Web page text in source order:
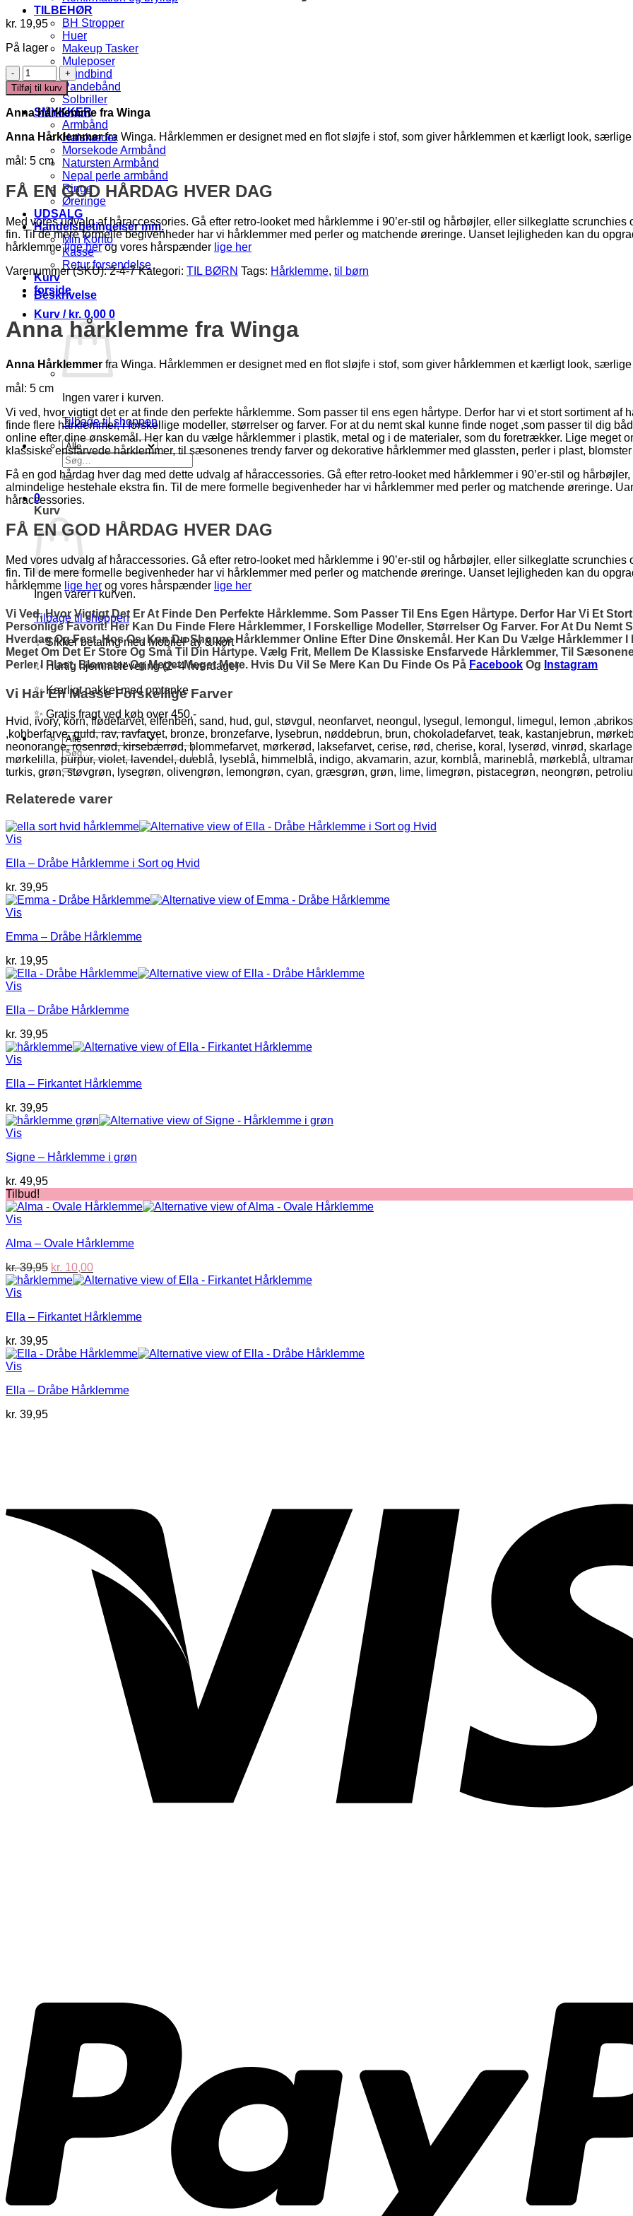
TILBEHØR
BH Stropper
Huer
Makeup Tasker
Muleposer
Mundbind
Pandebånd
Solbriller
SMYKKER
Armbånd
Halskæder
Morsekode Armbånd
Natursten Armbånd
Nepal perle armbånd
Ringe
Øreringe
UDSALG
Handelsbetingelser mm.
Min Konto
Kasse
Retur forsendelse
Kurv
forside
Kurv / kr. 0,00 0
Ingen varer i kurven.
Tilbage til shoppen
Søg
efter:
0
Kurv
Ingen varer i kurven.
Tilbage til shoppen
✨ Sikker betaling med MobilePay & kort
✨ Hurtig hjemmelevering (2–4 hverdage)
✨ Kærligt pakket med omtanke
✨ Gratis fragt ved køb over 450,-
Søg
efter:
kr. 19,95
På lager
Anna
-
Hårklemme
med
antal
Tilføj til kurv
Anna hårklemme fra Winga
Anna Hårklemmerfra Winga. Hårklemmen er designet med en flot sløjfe i stof, som giver hårklemmen et kærligt look,
mål: 5 cm
FÅ EN GOD HÅRDAG HVER DAG
Med vores udvalg af håraccessories. Gå efter retro-looket med hårklemme i 90’er-stil og hårbøjler, eller silkeglatte
fin. Til de mere formelle begivenheder har vi hårklemmer med perler og matchende øreringe. Uanset lejligheden kan du
hårklemmelige herog vores hårspænder lige her
Varenummer (SKU):2-4-7 Kategori: TIL BØRN Tags: Hårklemme, til børn
Beskrivelse
Anna hårklemme fra Winga
Anna Hårklemmer fra Winga. Hårklemmen er designet med en flot sløjfe i stof, som giver hårklemmen et kærligt look,
mål: 5 cm
Vi ved, hvor vigtigt det er at finde den perfekte hårklemme. Som passer til ens egen hårtype. Derfor har vi et stort sortiment af
finde flere hårklemmer, i forskellige modeller, størrelser og farver. For at du nemt skal kunne finde noget ,som passer til dig
online efter dine ønskemål. Her kan du vælge hårklemmer i plastik, metal og i de materialer, som du foretrækker. Lige meget
klassiske ensfarvede hårklemmer, til sæsonenes trendy farver og dekorative hårklemmer med glassten, perler i plast,
Få en god hårdag hver dag med dette udvalg af håraccessories. Gå efter retro-looket med hårklemmer i 90’er-stil og
almindelige hestehale ekstra fin. Til de mere formelle begivenheder har vi hårklemmer med perler og matchende øreringe.
håraccessories.
FÅ EN GOD HÅRDAG HVER DAG
Med vores udvalg af håraccessories. Gå efter retro-looket med hårklemme i 90’er-stil og hårbøjler, eller silkeglatte
fin. Til de mere formelle begivenheder har vi hårklemmer med perler og matchende øreringe. Uanset lejligheden kan du
hårklemme lige her og vores hårspænder lige her
Vi Ved, Hvor Vigtigt Det Er At Finde Den Perfekte Hårklemme. Som Passer Til Ens Egen Hårtype. Derfor Har Vi Et
Personlige Favorit! Her Kan Du Finde Flere Hårklemmer, I Forskellige Modeller, Størrelser Og Farver. For At Du Nemt
Hverdag Og Fest. Hos Os, Kan Du Shoppe Hårklemmer Online Efter Dine Ønskemål. Her Kan Du Vælge Hårklemmer
Meget Om Det Er Store Og Små Til Din Hårtype. Vælg Frit, Mellem De Klassiske Ensfarvede Hårklemmer, Til
Perler I Plast, Blomster Og Meget Meget Mere. Hvis Du Vil Se Mere Kan Du Finde Os På Facebook Og Instagram
Vi Har En Masse Forskellige Farver
Hvid, ivory, korn, flødefarvet, elfenben, sand, hud, gul, støvgul, neonfarvet, neongul, lysegul, lemongul, limegul, lemon
,kobberfarve, guld, rav, ravfarvet, bronze, bronzefarve, lysebrun, nøddebrun, brun, chokoladefarvet, teak, kastanjebrun,
neonorange, rosenrød, kirsebærrød, blommefarvet, mørkerød, laksefarvet, cerise, rød, cherise, koral, lyserød, vinrød,
mørkelilla, purpur, violet, lavendel, dueblå, lyseblå, himmelblå, indigo, akvamarin, azur, kornblå, marineblå, mørkeblå,
turkis, grøn, støvgrøn, lysegrøn, olivengrøn, lemongrøn, cyan, græsgrøn, grøn, lime, limegrøn, pistacegrøn, neongrøn,
Relaterede varer
Vis
Ella – Dråbe Hårklemme i Sort og Hvid
kr. 39,95
Vis
Emma – Dråbe Hårklemme
kr. 19,95
Vis
Ella – Dråbe Hårklemme
kr. 39,95
Vis
Ella – Firkantet Hårklemme
kr. 39,95
Vis
Signe – Hårklemme i grøn
kr. 49,95
Tilbud!
Vis
Alma – Ovale Hårklemme
kr.39,95 Den
oprindelige
kr. 39,95.
kr. 10,00Den
aktuelle
kr. 10,00.
Vis
Ella – Firkantet Hårklemme
kr. 39,95
Vis
Ella – Dråbe Hårklemme
kr. 39,95